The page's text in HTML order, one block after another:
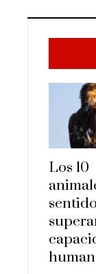
Los 10